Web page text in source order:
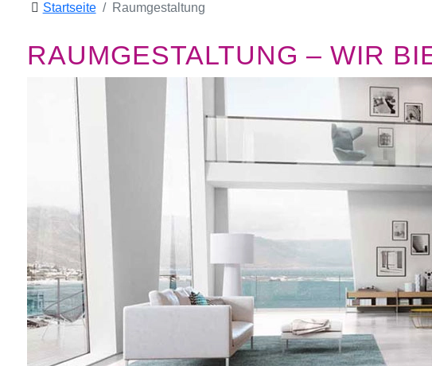
Startseite Raumgestaltung
RAUMGESTALTUNG – WIR